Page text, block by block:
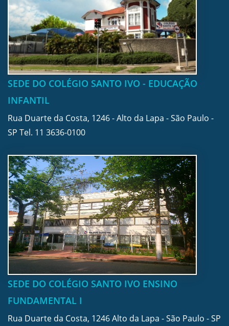
SEDE DO COLÉGIO SANTO IVO - EDUCAÇÃO
INFANTIL
Rua Duarte da Costa, 1246 - Alto da Lapa - São Paulo -
SP Tel. 11 3636-0100
SEDE DO COLÉGIO SANTO IVO ENSINO
FUNDAMENTAL I
Rua Duarte da Costa, 1246 Alto da Lapa - São Paulo - SP